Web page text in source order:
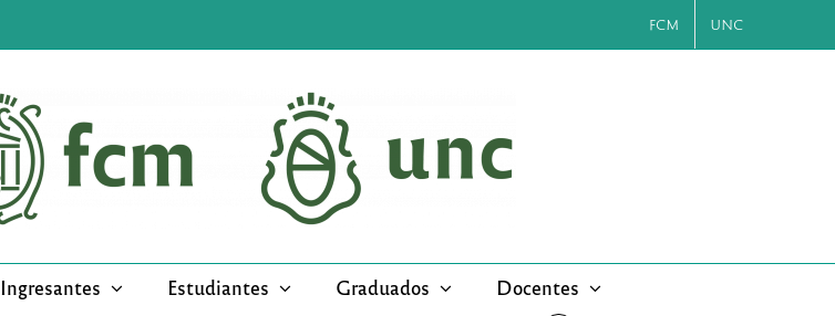
FCM UNC
Ingresantes Estudiantes Graduados
Docentes